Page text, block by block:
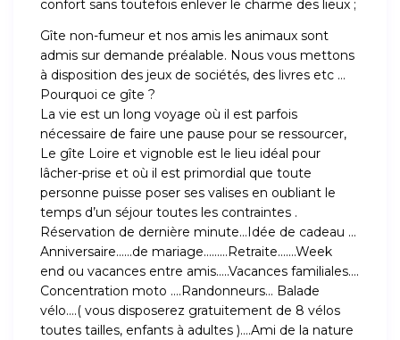
confort sans toutefois enlever le charme des lieux ;
Gîte non-fumeur et nos amis les animaux sont
admis sur demande préalable. Nous vous mettons
à disposition des jeux de sociétés, des livres etc …
Pourquoi ce gîte ?
La vie est un long voyage où il est parfois
nécessaire de faire une pause pour se ressourcer,
Le gîte Loire et vignoble est le lieu idéal pour
lâcher-prise et où il est primordial que toute
personne puisse poser ses valises en oubliant le
temps d’un séjour toutes les contraintes .
Réservation de dernière minute…Idée de cadeau …
Anniversaire……de mariage………Retraite…….Week
end ou vacances entre amis…..Vacances familiales….
Concentration moto ….Randonneurs… Balade
vélo….( vous disposerez gratuitement de 8 vélos
toutes tailles, enfants à adultes )….Ami de la nature